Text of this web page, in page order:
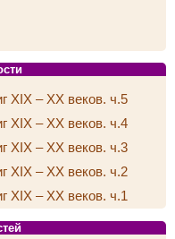
XIX – XX веков. ч.5
XIX – XX веков. ч.4
XIX – XX веков. ч.3
XIX – XX веков. ч.2
XIX – XX веков. ч.1